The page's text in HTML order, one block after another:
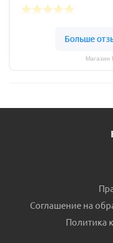
Магазин
Соглашение на
Политика